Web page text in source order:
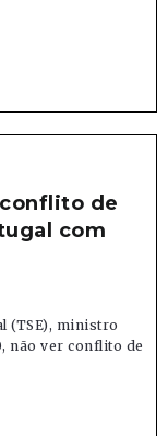
de
com
(TSE), ministro
não ver conflito de